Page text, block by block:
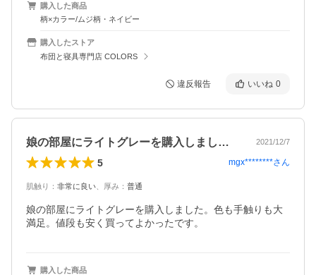
購入した商品
柄×カラー/ムジ柄・ネイビー
購入したストア
布団と寝具専門店 COLORS
違反報告 いいね 0
娘の部屋にライトグレーを購入しました。… 2021/12/7
5 mgx********さん
肌触り ： 非常に良い 厚み ： 普通
娘の部屋にライトグレーを購入しました。色も手触りも大
購入した商品